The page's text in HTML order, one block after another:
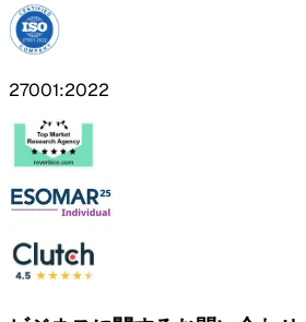
27001:2022